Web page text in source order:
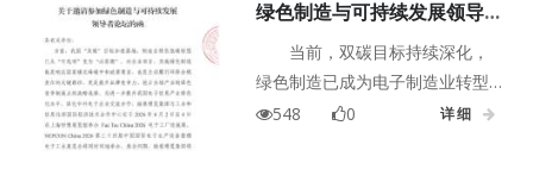
电子工业展，重磅推出东南亚技
术沙龙。本次活动特邀泰国、马
来西亚、越南协会牵头，组织当
地企业代表来华参会，携手海内
绿色制造与可持续发展领导者
论坛演讲嘉宾重磅来袭速来查
收邀请函！政策+标准+技术
+对接全链路覆盖
当前，双碳目标持续深化，
绿色制造已成为电子制造业转型
升级的核心命题。从绿色工厂认
548 0 详细